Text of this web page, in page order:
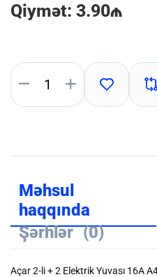
Qiymət: 3.90₼
Məhsul
haqqında
Şərhlər (0)
Açar 2-li + 2 Elektrik Yuvası 16A